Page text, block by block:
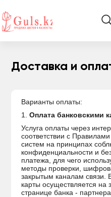
Доставка и
Варианты оплаты:
1.Оплата банковскими
Услуга оплаты через
соответствии с
систем на принципах
конфиденциальности и
платежа, для чего
методы проверки,
закрытым каналам связи.
карты осуществляется
странице банка -